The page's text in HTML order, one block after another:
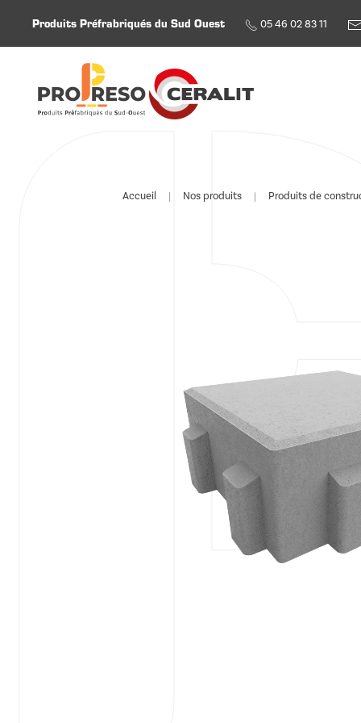
Produits Préfrabriqués du Sud Ouest 05 46 02 83 11
Accueil Nos produits Produits de